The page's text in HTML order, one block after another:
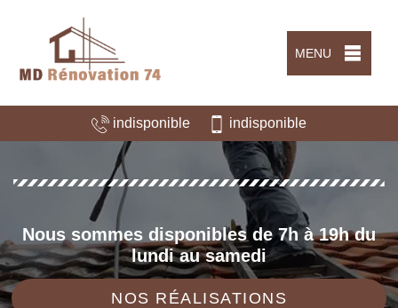
MENU
indisponible indisponible
Nous sommes disponibles de 7h à 19h du
lundi au samedi
NOS RÉALISATIONS